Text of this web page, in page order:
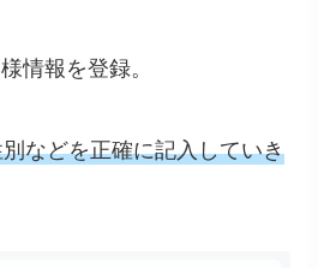
情報を登録。
などを正確に記入していき